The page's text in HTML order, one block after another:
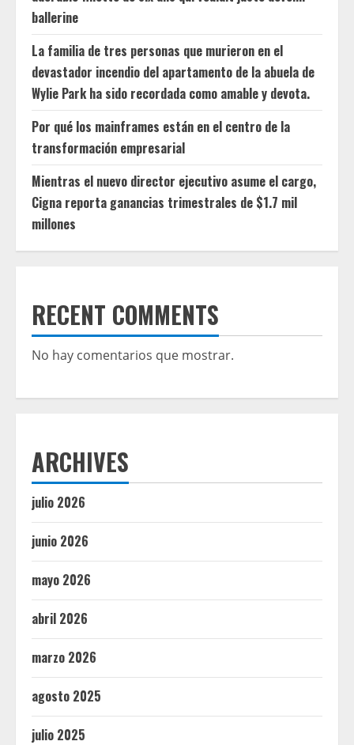
ballerine
La familia de tres personas que murieron en el
devastador incendio del apartamento de la abuela de
Wylie Park ha sido recordada como amable y devota.
Por qué los mainframes están en el centro de la
transformación empresarial
Mientras el nuevo director ejecutivo asume el cargo,
Cigna reporta ganancias trimestrales de $1.7 mil
millones
RECENT COMMENTS
No hay comentarios que mostrar.
ARCHIVES
julio 2026
junio 2026
mayo 2026
abril 2026
marzo 2026
agosto 2025
julio 2025